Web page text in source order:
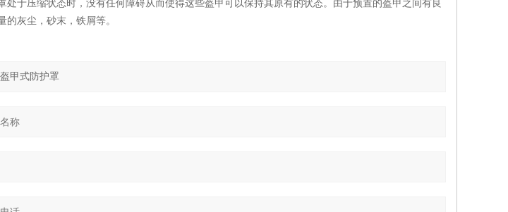
处于压缩状态时，没有任何障碍从而使得这些盔甲可以保持其原有的状态。由于预置的盔甲之间有良
靠的保护层抵御大量的灰尘，砂末，铁屑等。